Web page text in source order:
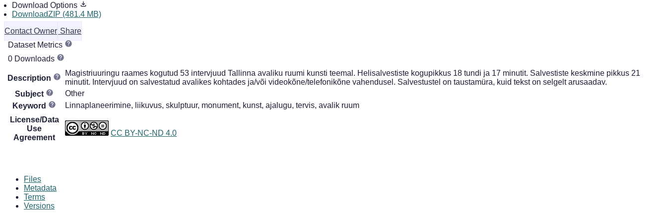
Download Options
DownloadZIP (481.4 MB)
Contact Owner Share
Dataset Metrics
0 Downloads
Description
Magistriuuringu raames kogutud 53 intervjuud Tallinna avaliku ruumi kunsti teemal. Helisalvestiste kogupikkus 18 tundi ja 17 minutit. Salvestiste keskmine pikkus 21
minutit. Intervjuud on salvestatud avalikes kohtades ja/või videokõne/telefonikõne vahendusel. Salvestustel on taustamüra, kuid tekst on selgelt arusaadav.
Subject
Other
Keyword
Linnaplaneerimine, liikuvus, skulptuur, monument, kunst, ajalugu, tervis, avalik ruum
License/Data
Use
Agreement
CC BY-NC-ND 4.0
Files
Metadata
Terms
Versions